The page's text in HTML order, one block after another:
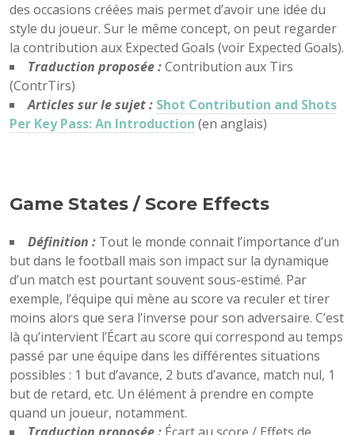
des occasions créées mais permet d’avoir une idée du
style du joueur. Sur le même concept, on peut regarder
la contribution aux Expected Goals (voir Expected Goals).
Traduction proposée :Contribution aux Tirs
(ContrTirs)
Articles sur le sujet : Shot Contribution and Shots
Per Key Pass: An Introduction (en anglais)
Game States / Score Effects
Définition : Tout le monde connait l’importance d’un
but dans le football mais son impact sur la dynamique
d’un match est pourtant souvent sous-estimé. Par
exemple, l’équipe qui mène au score va reculer et tirer
moins alors que sera l’inverse pour son adversaire. C’est
là qu’intervient l’Écart au score qui correspond au temps
passé par une équipe dans les différentes situations
possibles : 1 but d’avance, 2 buts d’avance, match nul, 1
but de retard, etc. Un élément à prendre en compte
quand un joueur, notamment.